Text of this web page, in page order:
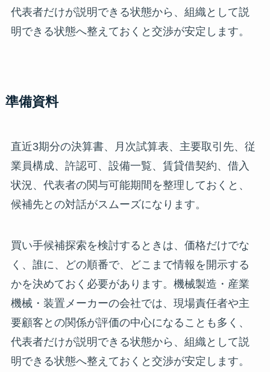
代表者だけが説明できる状態から、組織として説
明できる状態へ整えておくと交渉が安定します。
準備資料
直近3期分の決算書、月次試算表、主要取引先、従
業員構成、許認可、設備一覧、賃貸借契約、借入
状況、代表者の関与可能期間を整理しておくと、
候補先との対話がスムーズになります。
買い手候補探索を検討するときは、価格だけでな
く、誰に、どの順番で、どこまで情報を開示する
かを決めておく必要があります。機械製造・産業
機械・装置メーカーの会社では、現場責任者や主
要顧客との関係が評価の中心になることも多く、
代表者だけが説明できる状態から、組織として説
明できる状態へ整えておくと交渉が安定します。